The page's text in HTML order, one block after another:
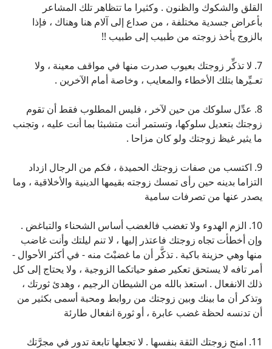
القلق والشكوك والظنون . وكثيرا ما تتظاهر تلك المشاعر
بأعراض جسدية مختلفة ، من صداع إلى آلام هنا وهناك ، فإذا
بالزوج يأخذ زوجته من طبيب إلى طبيب !!
7. لا تذكِّر زوجتك بعيوب صدرت منها في مواقف معينة ، ولا
تعـيِّرها بتلك الأخطاء والمعايب ، وخاصة أمام الآخرين .
8. عدِّل سلوكك من حين لآخر ، فليس المطلوب فقط أن تقوم
زوجتك بتعديل سلوكها، وتستمر أنت متشبثا بما أنت عليه ، وتجنب
ما يثير غيظ زوجتك ولو كان مزاحا .
9. اكتسب من صفات زوجتك الحميدة ، فكم من الرجال ازداد
التزاما بدينه حين رأى تمسك زوجته بقيمها الدينية والأخلاقية ، وما
يصدر عنها من تصرفات سامية
10. الزم الهدوء ولا تغضب فالغضب أساس الشحناء والتباغض .
وإن أخطأت تجاه زوجتك فاعتذر إليها ، لا تنم ليلتك وأنت غاضب
منها وهي حزينة باكية . تذكَّر أن ما غضبْتَ منه - في أكثر الأحوال -
أمر تافه لا يستحق تعكير صفو حياتكما الزوجية ، ولا يحتاج إلى كل
ذلك الانفعال . استعذ بالله من الشيطان الرجيم ، وهدئ ثورتك ،
وتذكر أن ما بينك وبين زوجتك من روابط ومحبة أسمى بكثير من
أن تدنسه لحظة غضب عابرة ، أو ثورة انفعال طارئة
11. امنح زوجتك الثقة بنفسها . لا تجعلها تابعة تدور في مجرَّتك